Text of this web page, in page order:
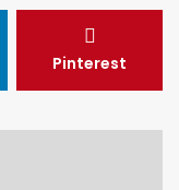
Pinterest